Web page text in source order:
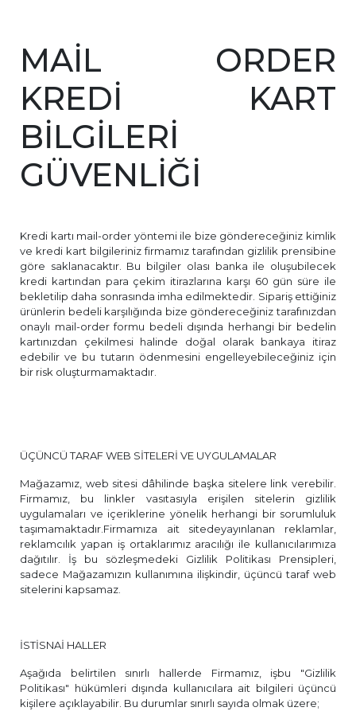
MAİL ORDER
KREDİ KART
BİLGİLERİ
GÜVENLİĞİ
Kredi kartı mail-order yöntemi ile bize göndereceğiniz kimlik
ve kredi kart bilgileriniz firmamız tarafından gizlilik prensibine
göre saklanacaktır. Bu bilgiler olası banka ile oluşubilecek
kredi kartından para çekim itirazlarına karşı 60 gün süre ile
bekletilip daha sonrasında imha edilmektedir. Sipariş ettiğiniz
ürünlerin bedeli karşılığında bize göndereceğiniz tarafınızdan
onaylı mail-order formu bedeli dışında herhangi bir bedelin
kartınızdan çekilmesi halinde doğal olarak bankaya itiraz
edebilir ve bu tutarın ödenmesini engelleyebileceğiniz için
bir risk oluşturmamaktadır.
ÜÇÜNCÜ TARAF WEB SİTELERİ VE UYGULAMALAR
Mağazamız, web sitesi dâhilinde başka sitelere link verebilir.
Firmamız, bu linkler vasıtasıyla erişilen sitelerin gizlilik
uygulamaları ve içeriklerine yönelik herhangi bir sorumluluk
taşımamaktadır.Firmamıza ait sitedeyayınlanan reklamlar,
reklamcılık yapan iş ortaklarımız aracılığı ile kullanıcılarımıza
dağıtılır. İş bu sözleşmedeki Gizlilik Politikası Prensipleri,
sadece Mağazamızın kullanımına ilişkindir, üçüncü taraf web
sitelerini kapsamaz.
İSTİSNAİ HALLER
Aşağıda belirtilen sınırlı hallerde Firmamız, işbu "Gizlilik
Politikası" hükümleri dışında kullanıcılara ait bilgileri üçüncü
kişilere açıklayabilir. Bu durumlar sınırlı sayıda olmak üzere;